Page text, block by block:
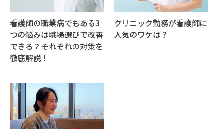
看護師の職業病でもある3
つの悩みは職場選びで改善
できる？それぞれの対策を
徹底解説！
クリニック勤務が看護師に
人気のワケは？